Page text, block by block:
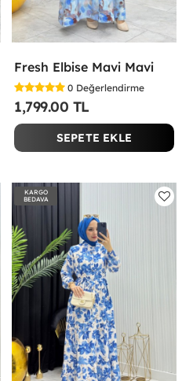
Fresh Elbise Mavi Mavi
0 Değerlendirme
1,799.00 TL
SEPETE EKLE
KARGO
BEDAVA